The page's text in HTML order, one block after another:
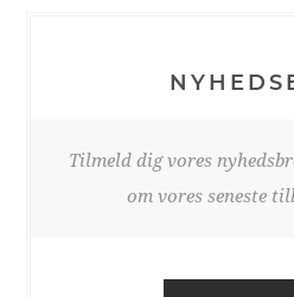
Tilmeld dig vores
om vores seneste